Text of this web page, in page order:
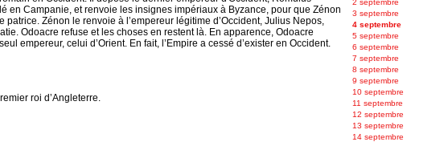
3 septembre
4 septembre
5 septembre
6 septembre
7 septembre
8 septembre
9 septembre
10 septembre
11 septembre
12 septembre
13 septembre
14 septembre
en Campanie, et renvoie les insignes impériaux à Byzance, pour que Zénon
patrice. Zénon le renvoie à l’empereur légitime d’Occident, Julius Nepos,
Odoacre refuse et les choses en restent là. En apparence, Odoacre
empereur, celui d’Orient. En fait, l’Empire a cessé d’exister en Occident.
roi d’Angleterre.